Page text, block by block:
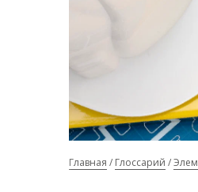
Главная Глоссарий